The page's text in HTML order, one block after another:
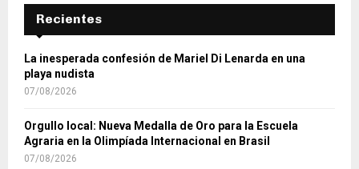
Recientes
La inesperada confesión de Mariel Di Lenarda en una
playa nudista
07/08/2026
Orgullo local: Nueva Medalla de Oro para la Escuela
Agraria en la Olimpíada Internacional en Brasil
07/08/2026